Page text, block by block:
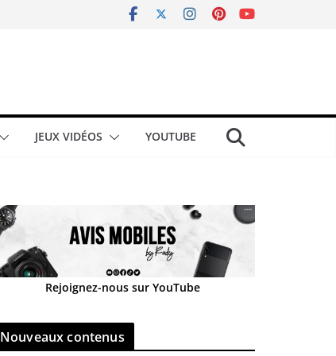
JEUX VIDÉOS YOUTUBE
Rejoignez-nous sur YouTube
Nouveaux contenus